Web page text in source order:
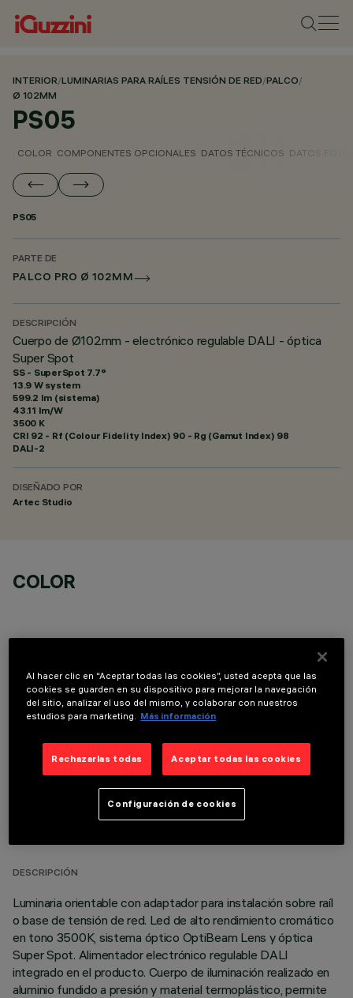
INTERIOR/LUMINARIAS PARA RAÍLES TENSIÓN DE RED/PALCO/
Ø 102MM
PS05
COLOR COMPONENTES OPCIONALES DATOS TÉCNICOS DATOS
PS05
PARTE DE
PALCO PRO Ø 102MM
DESCRIPCIÓN
Cuerpo de Ø102mm - electrónico regulable DALI - óptica
Super Spot
SS - SuperSpot 7.7°
13.9 W system
599.2 lm (sistema)
43.11 lm/W
3500 K
CRI 92 - Rf (Colour Fidelity Index) 90 - Rg (Gamut Index) 98
DALI-2
DISEÑADO POR
Artec Studio
COLOR
COMPONENTES OPCIONALES
DATOS TÉCNICOS
DESCRIPCIÓN
Luminaria orientable con adaptador para instalación sobre raíl
o base de tensión de red. Led de alto rendimiento cromático
en tono 3500K, sistema óptico OptiBeam Lens y óptica
Super Spot. Alimentador electrónico regulable DALI
integrado en el producto. Cuerpo de iluminación realizado en
aluminio fundido a presión y material termoplástico, permite
Al hacer clic en “Aceptar todas las cookies”, usted acepta que las
cookies se guarden en su dispositivo para mejorar la navegación
del sitio, analizar el uso del mismo, y colaborar con nuestros
estudios para marketing.
Más información
Rechazarlas todas Aceptar todas las cookies
Configuración de cookies